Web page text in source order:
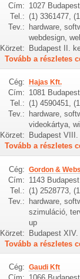
Cím: 1027
Tel.: (1) 3361477,
Tev.:
hardware,
webdesign,
Körzet:
Budapest II.
Tovább a részletes
Cég: Hajas Kft.
Cím: 1081
Tel.: (1) 4590451,
Tev.:
hardware,
videokártya,
Körzet:
Budapest VIII.
Tovább a részletes
Cég: Gordon &
Cím: 1143
Tel.: (1) 2528773,
Tev.: hardware,
szimuláció,
up
Körzet: Budapest XIV.
Tovább a részletes
Cég: Gaudi Kft